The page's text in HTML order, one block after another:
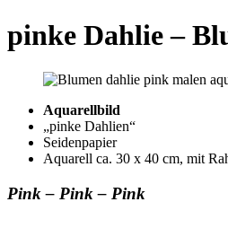
pinke Dahlie –
Aquarellbild
„pinke Dahlien“
Seidenpapier
Aquarell ca. 30 x 40 cm, mit
Pink – Pink – Pink